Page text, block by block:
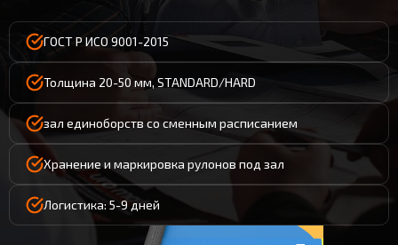
ГОСТ Р ИСО 9001-2015
Толщина 20-50 мм, STANDARD/HARD
зал единоборств со сменным расписанием
Хранение и маркировка рулонов под зал
Логистика: 5-9 дней